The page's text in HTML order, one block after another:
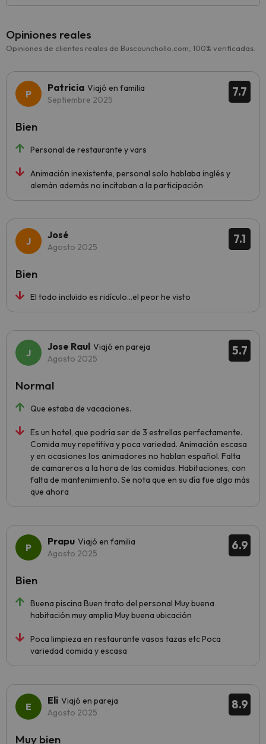
Opiniones reales
Opiniones de clientes reales de Buscounchollo.com, 100% verificadas.
7.7
Patricia Viajó en familia
Septiembre 2025
Personal de restaurante y vars
Animación inexistente, personal solo hablaba inglés y
alemán además no incitaban a la participación
Bien
7.1
José
Agosto 2025
El todo incluido es ridículo...el peor he visto
Bien
5.7
Jose Raul Viajó en pareja
Agosto 2025
Que estaba de vacaciones.
Es un hotel, que podría ser de 3 estrellas perfectamente.
Comida muy repetitiva y poca variedad. Animación escasa
y en ocasiones los animadores no hablan español. Falta
de camareros a la hora de las comidas. Habitaciones, con
falta de mantenimiento. Se nota que en su día fue algo más
que ahora
Normal
6.9
Prapu Viajó en familia
Agosto 2025
Buena piscina Buen trato del personal Muy buena
habitación muy amplia Muy buena ubicación
Poca limpieza en restaurante vasos tazas etc Poca
variedad comida y escasa
Bien
8.9
Eli Viajó en pareja
Agosto 2025
Muy bien